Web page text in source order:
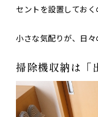
セントを設置しておく
小さな気配りが、日々
掃除機収納は「